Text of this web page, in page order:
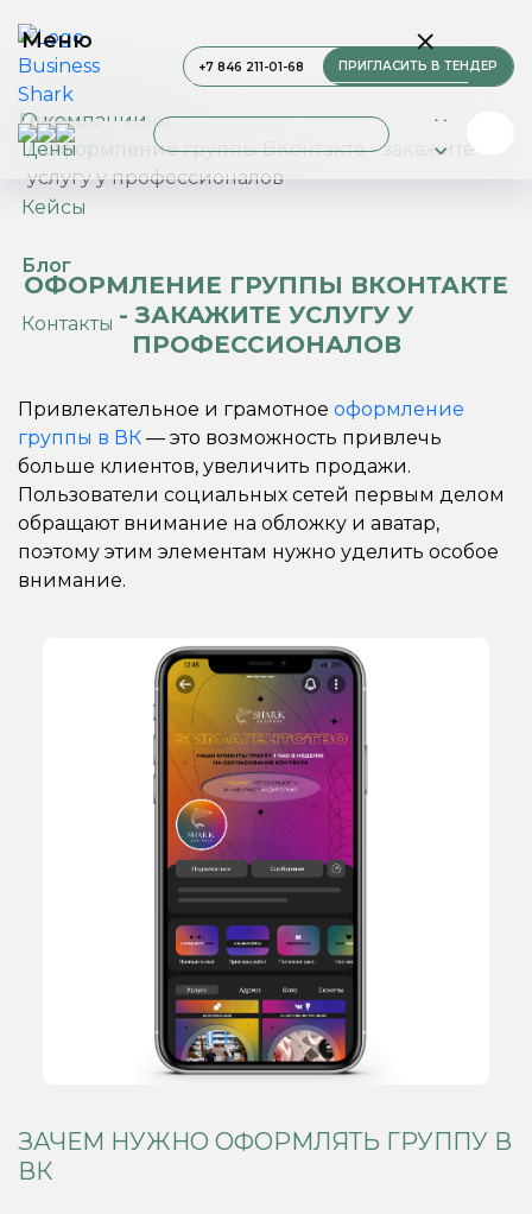
+7 846 211-01-68 ПРИГЛАСИТЬ В ТЕНДЕР
Меню
О компании
Услуги
Цены
Кейсы
Блог
Контакты
Главная
Блог
Оформление группы ВКонтакте - закажите
услугу у профессионалов
ОФОРМЛЕНИЕ ГРУППЫ ВКОНТАКТЕ
- ЗАКАЖИТЕ УСЛУГУ У
ПРОФЕССИОНАЛОВ
Привлекательное и грамотное оформление
группы в ВК — это возможность привлечь
больше клиентов, увеличить продажи.
Пользователи социальных сетей первым делом
обращают внимание на обложку и аватар,
поэтому этим элементам нужно уделить особое
внимание.
ЗАЧЕМ НУЖНО ОФОРМЛЯТЬ ГРУППУ В
ВК